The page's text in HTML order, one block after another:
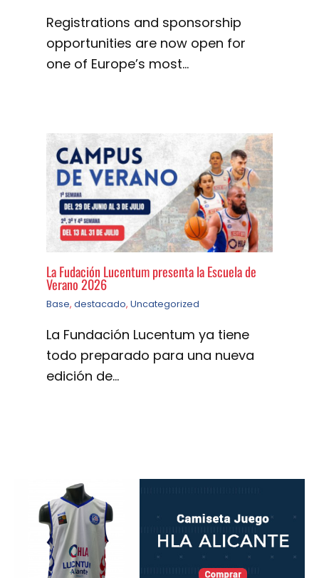
Registrations and sponsorship
opportunities are now open for
one of Europe’s most…
La Fudación Lucentum presenta la Escuela de
Verano 2026
Base, destacado, Uncategorized
La Fundación Lucentum ya tiene
todo preparado para una nueva
edición de…